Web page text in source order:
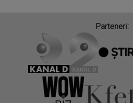
Parteneri: